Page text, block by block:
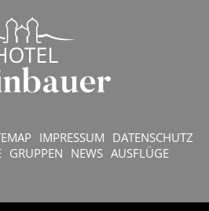
IMPRESSUM DATENSCHUTZ
GRUPPEN NEWS AUSFLÜGE